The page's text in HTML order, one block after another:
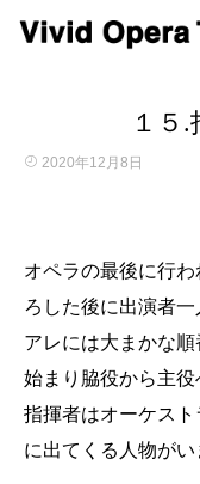
１５.
2020年12月8日
オペラの最後に行
ろした後に出演者
アレには大まかな
始まり脇役から主
指揮者はオーケス
に出てくる人物がい